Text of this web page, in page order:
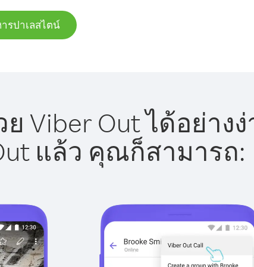
รปาเลสไตน์
Viber Out ได้อย่าง
แล้ว คุณก็สามารถ: